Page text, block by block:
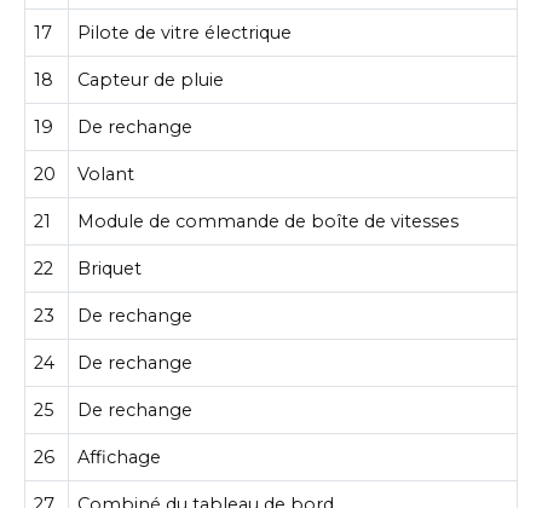
17 Pilote de vitre électrique
18 Capteur de pluie
19 De rechange
20 Volant
21 Module de commande de boîte de vitesses
22 Briquet
23 De rechange
24 De rechange
25 De rechange
26 Affichage